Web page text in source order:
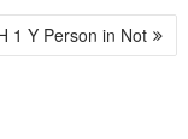
1 Y Person in Not